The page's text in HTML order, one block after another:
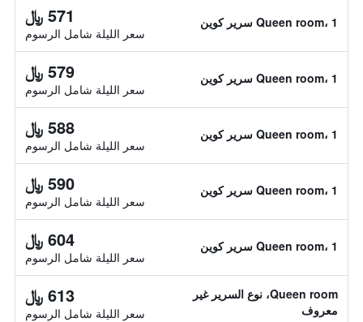
Queen room، 1 سرير كوين 571 ﷼
سعر الليلة شامل الرسوم
Queen room، 1 سرير كوين 579 ﷼
سعر الليلة شامل الرسوم
Queen room، 1 سرير كوين 588 ﷼
سعر الليلة شامل الرسوم
Queen room، 1 سرير كوين 590 ﷼
سعر الليلة شامل الرسوم
Queen room، 1 سرير كوين 604 ﷼
سعر الليلة شامل الرسوم
Queen room، نوع السرير غير
معروف
613 ﷼
سعر الليلة شامل الرسوم